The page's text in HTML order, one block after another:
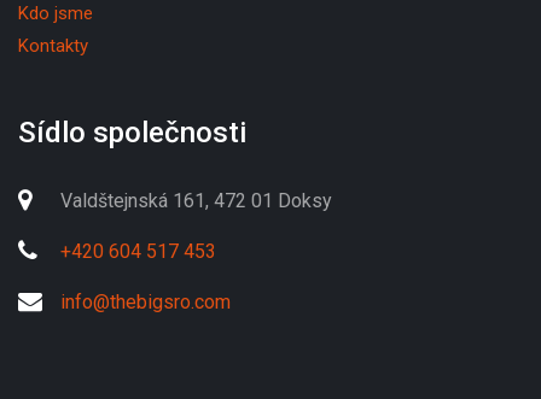
Kdo jsme
Kontakty
Sídlo společnosti
Valdštejnská 161, 472 01 Doksy
+420 604 517 453
info@thebigsro.com